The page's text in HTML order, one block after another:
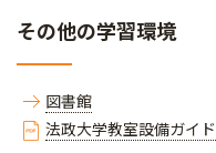
その他の学習環境
図書館
法政大学教室設備ガイド